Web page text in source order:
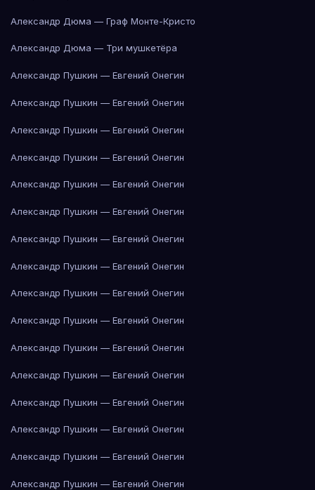
Александр Дюма — Граф Монте-Кристо
Александр Дюма — Три мушкетёра
Александр Пушкин — Евгений Онегин
Александр Пушкин — Евгений Онегин
Александр Пушкин — Евгений Онегин
Александр Пушкин — Евгений Онегин
Александр Пушкин — Евгений Онегин
Александр Пушкин — Евгений Онегин
Александр Пушкин — Евгений Онегин
Александр Пушкин — Евгений Онегин
Александр Пушкин — Евгений Онегин
Александр Пушкин — Евгений Онегин
Александр Пушкин — Евгений Онегин
Александр Пушкин — Евгений Онегин
Александр Пушкин — Евгений Онегин
Александр Пушкин — Евгений Онегин
Александр Пушкин — Евгений Онегин
Александр Пушкин — Евгений Онегин